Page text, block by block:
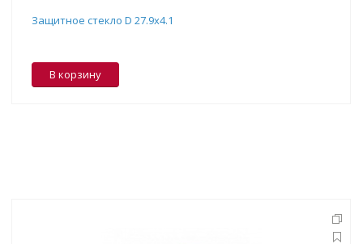
Защитное стекло D 27.9x4.1
В корзину